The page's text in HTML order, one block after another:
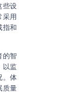
些设
采用
指和
的智
以监
。体
质量